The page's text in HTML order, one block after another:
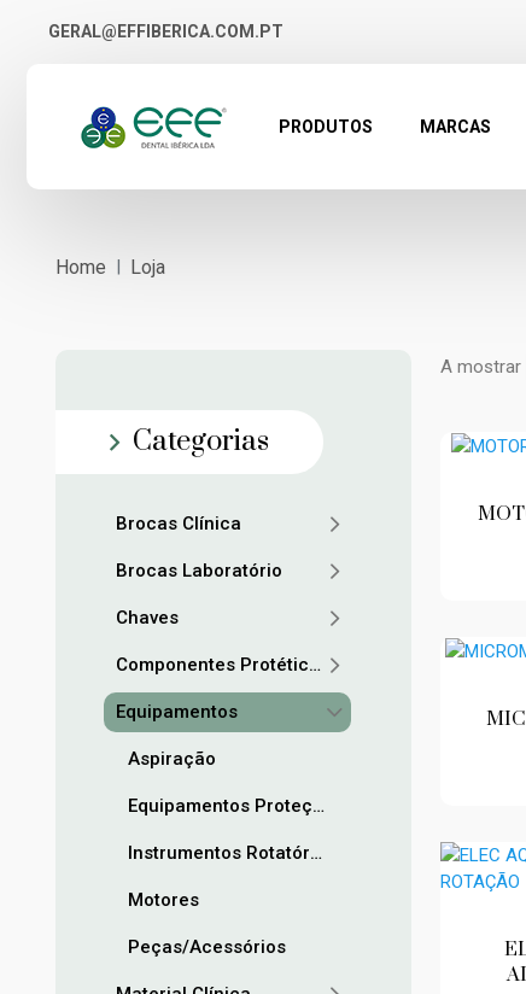
GERAL@EFFIBERICA.COM.PT
PRODUTOS MARCAS
Home Loja
Categorias
Brocas Clínica
Brocas Laboratório
Chaves
Componentes Protéticos
Equipamentos
Aspiração
Equipamentos Proteção
Instrumentos Rotatórios
Motores
Peças/Acessórios
A mostrar